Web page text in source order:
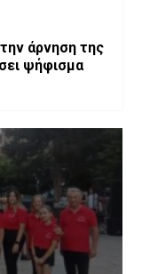
άρνηση της
ψήφισμα